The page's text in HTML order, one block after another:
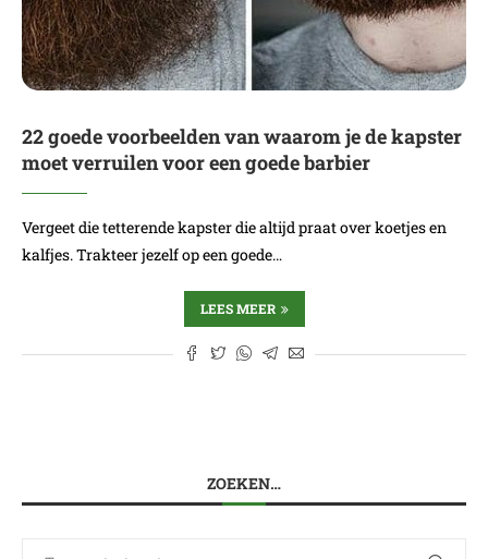
22 goede voorbeelden van waarom je de kapster
moet verruilen voor een goede barbier
Vergeet die tetterende kapster die altijd praat over koetjes en
kalfjes. Trakteer jezelf op een goede…
LEES MEER
ZOEKEN…